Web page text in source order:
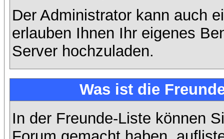
Der Administrator kann auch
erlauben Ihnen Ihr eigenes
Server hochzuladen.
Was ist die
In der Freunde-Liste können